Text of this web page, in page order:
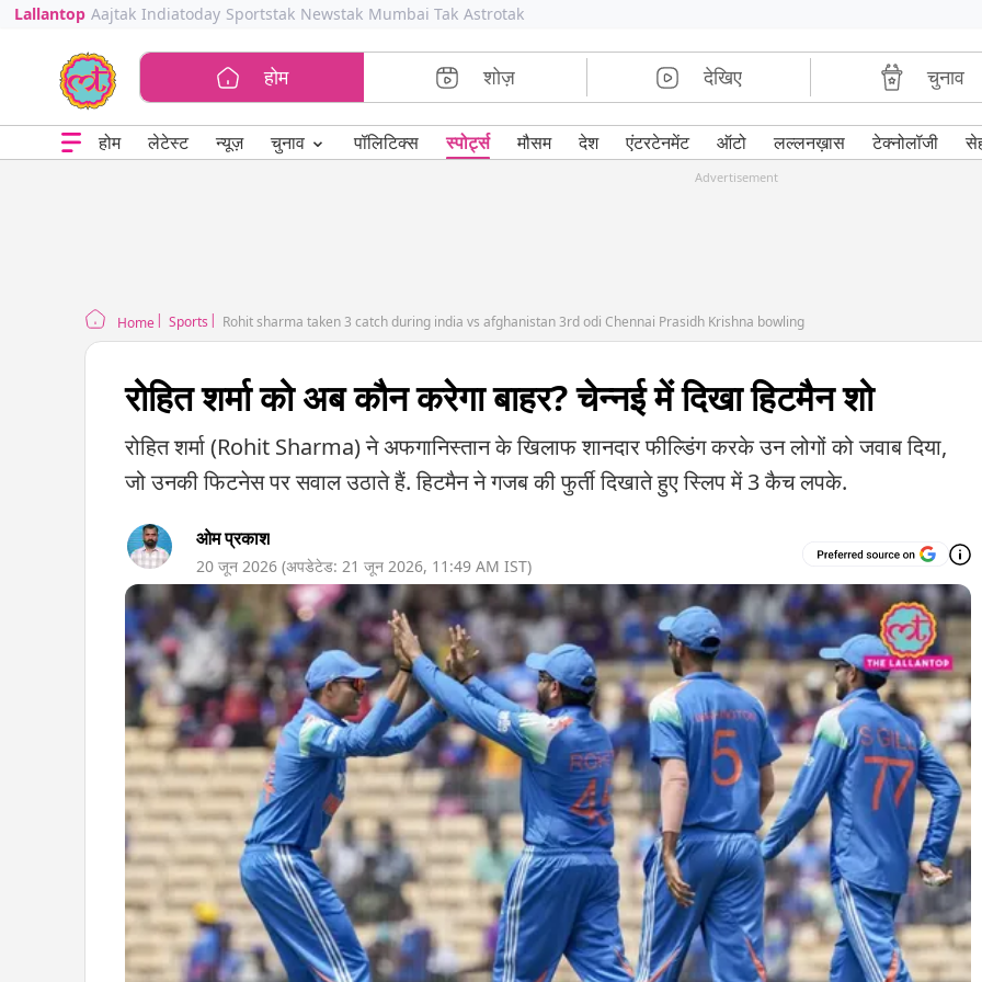
Lallantop Aajtak Indiatoday Sportstak Newstak Mumbai Tak Astrotak
होम शोज़ देखिए चुनाव
होम लेटेस्ट न्यूज़ चुनाव ⌄ पॉलिटिक्स स्पोर्ट्स मौसम देश एंटरटेनमेंट ऑटो लल्लनख़ास टेक्नोलॉजी
Advertisement
Home Sports Rohit sharma taken 3 catch during india vs afghanistan 3rd odi Chennai Prasidh Krishna bowling
रोहित शर्मा को अब कौन करेगा बाहर? चेन्नई में दिखा हिटमैन शो
रोहित शर्मा (Rohit Sharma) ने अफगानिस्तान के खिलाफ शानदार फील्डिंग करके उन लोगों को जवाब दिया,
जो उनकी फिटनेस पर सवाल उठाते हैं. हिटमैन ने गजब की फुर्ती दिखाते हुए स्लिप में 3 कैच लपके.
ओम प्रकाश
20 जून 2026 (अपडेटेड: 21 जून 2026, 11:49 AM IST)